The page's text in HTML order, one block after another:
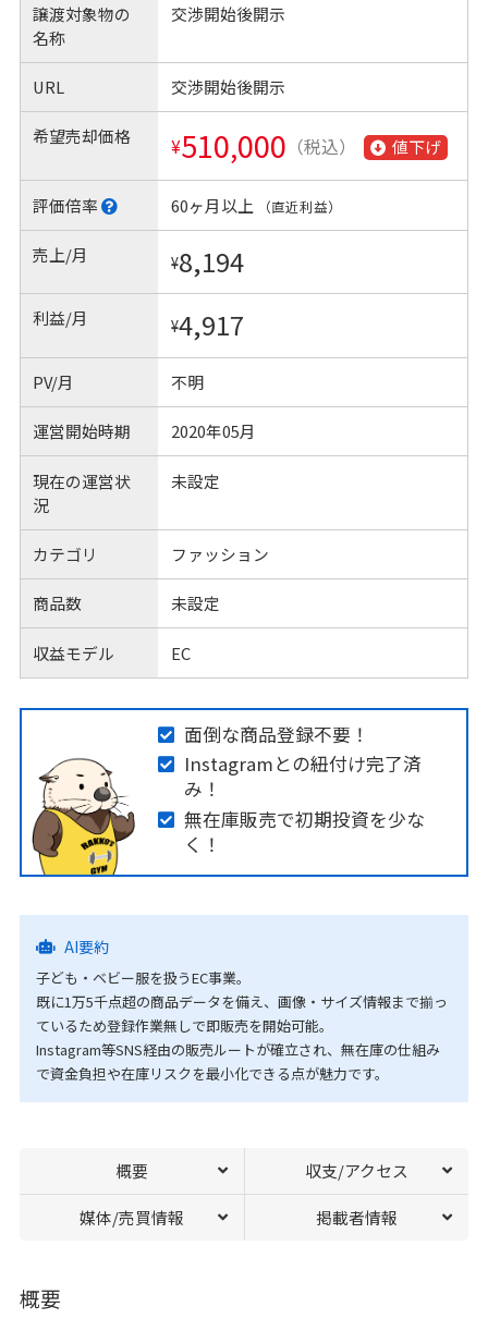
譲渡対象物の
名称
交渉開始後開示
URL 交渉開始後開示
希望売却価格 ¥510,000 （税込） 値下げ
評価倍率 60ヶ月以上 （直近利益）
売上/月 ¥8,194
利益/月 ¥4,917
PV/月 不明
運営開始時期 2020年05月
現在の運営状
況
未設定
カテゴリ ファッション
商品数 未設定
収益モデル EC
面倒な商品登録不要！
Instagramとの紐付け完了済
み！
無在庫販売で初期投資を少な
く！
AI要約
子ども・ベビー服を扱うEC事業。
既に1万5千点超の商品データを備え、画像・サイズ情報まで揃っ
ているため登録作業無しで即販売を開始可能。
Instagram等SNS経由の販売ルートが確立され、無在庫の仕組み
で資金負担や在庫リスクを最小化できる点が魅力です。
概要 収支/アクセス
媒体/売買情報 掲載者情報
概要